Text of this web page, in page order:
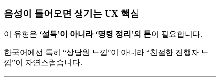
음성이 들어오면 생기는 UX 핵심
이 유형은 ‘설득’이 아니라 ‘명령 정리’의 톤이 필요합니다.
한국어에선 특히 “상담원 느낌”이 아니라 “친절한 진행자 느
낌”이 자연스럽습니다.